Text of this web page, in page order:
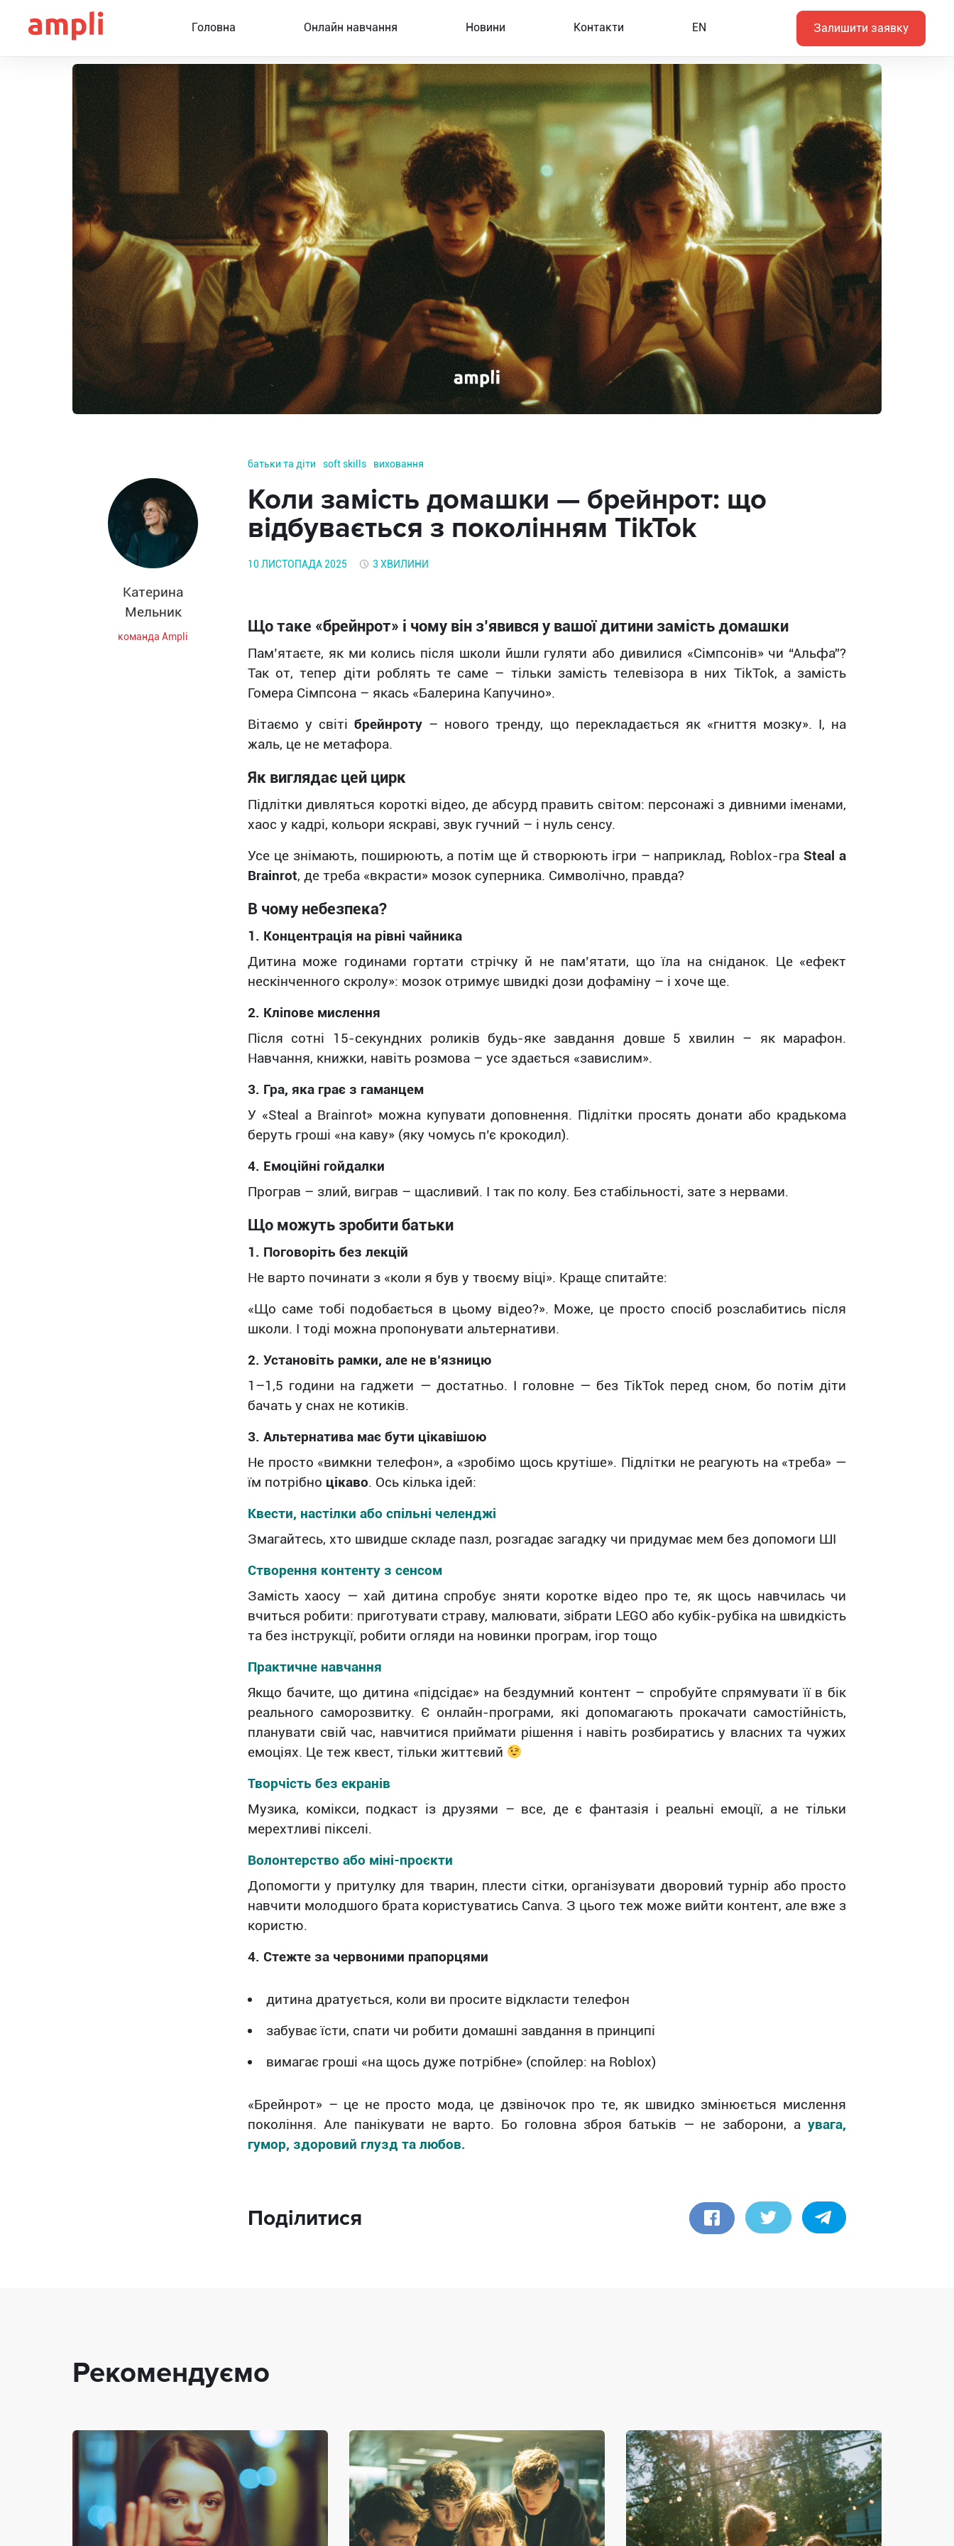
Головна Онлайн навчання Новини Контакти EN Залишити заявку
Катерина
Мельник
команда Ampli
батьки та діти soft skills виховання
Коли замість домашки — брейнрот: що
відбувається з поколінням TikTok
10 ЛИСТОПАДА 2025 3 ХВИЛИНИ
Що таке «брейнрот» і чому він з’явився у вашої дитини замість домашки
Пам’ятаєте, як ми колись після школи йшли гуляти або дивилися «Сімпсонів» чи “Альфа”?
Так от, тепер діти роблять те саме – тільки замість телевізора в них TikTok, а замість
Гомера Сімпсона – якась «Балерина Капучино».
Вітаємо у світібрейнроту – нового тренду, що перекладається як «гниття мозку». І, на
жаль, це не метафора.
Як виглядає цей цирк
Підлітки дивляться короткі відео, де абсурд править світом: персонажі з дивними іменами,
хаос у кадрі, кольори яскраві, звук гучний – і нуль сенсу.
Усе це знімають, поширюють, а потім ще й створюють ігри – наприклад, Roblox-граSteal a
Brainrot, де треба «вкрасти» мозок суперника. Символічно, правда?
В чому небезпека?
1. Концентрація на рівні чайника
Дитина може годинами гортати стрічку й не пам’ятати, що їла на сніданок. Це «ефект
нескінченного скролу»: мозок отримує швидкі дози дофаміну – і хоче ще.
2. Кліпове мислення
Після сотні 15-секундних роликів будь-яке завдання довше 5 хвилин – як марафон.
Навчання, книжки, навіть розмова – усе здається «завислим».
3. Гра, яка грає з гаманцем
У «Steal a Brainrot» можна купувати доповнення. Підлітки просять донати або крадькома
беруть гроші «на каву» (яку чомусь п’є крокодил).
4. Емоційні гойдалки
Програв – злий, виграв – щасливий. І так по колу. Без стабільності, зате з нервами.
Що можуть зробити батьки
1. Поговоріть без лекцій
Не варто починати з «коли я був у твоєму віці». Краще спитайте:
«Що саме тобі подобається в цьому відео?». Може, це просто спосіб розслабитись після
школи. І тоді можна пропонувати альтернативи.
2. Установіть рамки, але не в’язницю
1–1,5 години на гаджети — достатньо. І головне — без TikTok перед сном, бо потім діти
бачать у снах не котиків.
3. Альтернатива має бути цікавішою
Не просто «вимкни телефон», а «зробімо щось крутіше». Підлітки не реагують на «треба» —
їм потрібно цікаво. Ось кілька ідей:
Квести, настілки або спільні челенджі
Змагайтесь, хто швидше складе пазл, розгадає загадку чи придумає мем без допомоги ШІ
Створення контенту з сенсом
Замість хаосу — хай дитина спробує зняти коротке відео про те, як щось навчилась чи
вчиться робити: приготувати страву, малювати, зібрати LEGO або кубік-рубіка на швидкість
та без інструкції, робити огляди на новинки програм, ігор тощо
Практичне навчання
Якщо бачите, що дитина «підсідає» на бездумний контент – спробуйте спрямувати її в бік
реального саморозвитку. Є онлайн-програми, які допомагають прокачати самостійність,
планувати свій час, навчитися приймати рішення і навіть розбиратись у власних та чужих
емоціях. Це теж квест, тільки життєвий
Творчість без екранів
Музика, комікси, подкаст із друзями – все, де є фантазія і реальні емоції, а не тільки
мерехтливі пікселі.
Волонтерство або міні-проєкти
Допомогти у притулку для тварин, плести сітки, організувати дворовий турнір або просто
навчити молодшого брата користуватись Canva. З цього теж може вийти контент, але вже з
користю.
4. Стежте за червоними прапорцями
дитина дратується, коли ви просите відкласти телефон
забуває їсти, спати чи робити домашні завдання в принципі
вимагає гроші «на щось дуже потрібне» (спойлер: на Roblox)
«Брейнрот» – це не просто мода, це дзвіночок про те, як швидко змінюється мислення
покоління. Але панікувати не варто. Бо головна зброя батьків — не заборони, а увага,
гумор, здоровий глузд та любов.
Поділитися
Рекомендуємо